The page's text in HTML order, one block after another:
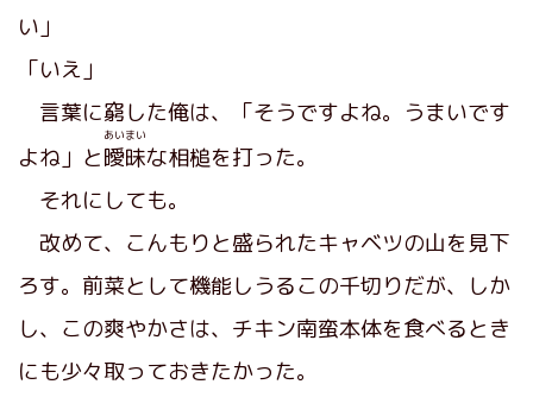
い」
「いえ」
言葉に窮した俺は、「そうですよね。うまいです
よね」と曖昧
あいまい
な相槌を打った。
それにしても。
改めて、こんもりと盛られたキャベツの山を見下
ろす。前菜として機能しうるこの千切りだが、しか
し、この爽やかさは、チキン南蛮本体を食べるとき
にも少々取っておきたかった。